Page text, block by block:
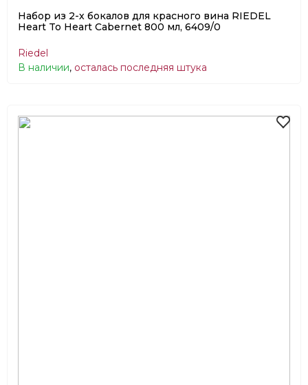
Набор из 2-х бокалов для красного вина RIEDEL
Heart To Heart Cabernet 800 мл, 6409/0
Riedel
В наличии, осталась последняя штука